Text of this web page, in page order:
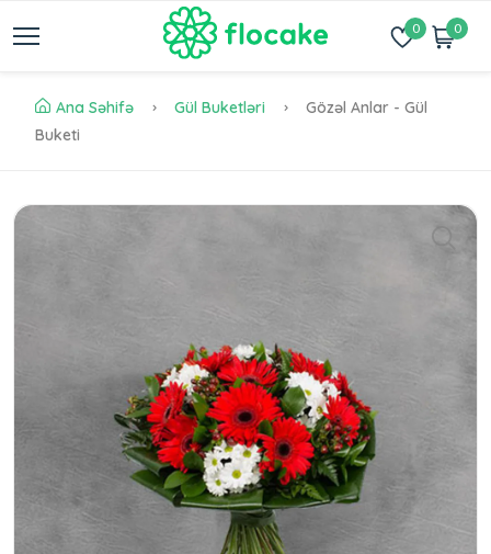
0 0
Ana Səhifə Gül Buketləri
Gözəl Anlar - Gül
Buketi